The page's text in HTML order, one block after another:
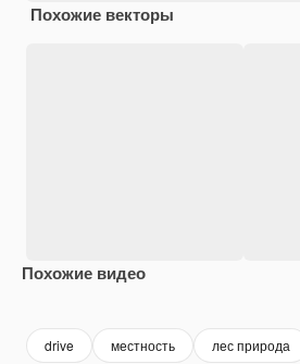
Похожие векторы
Похожие видео
drive местность лес природа